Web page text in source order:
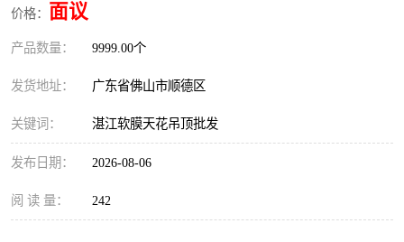
价格： 面议
产品数量： 9999.00个
发货地址： 广东省佛山市顺德区
关键词： 湛江软膜天花吊顶批发
发布日期： 2026-08-06
阅 读 量： 242